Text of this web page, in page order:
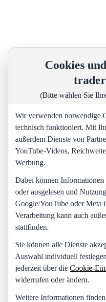
Cookies
(Bitte wählen Sie
Wir verwenden notwendige
technisch funktioniert. Mit
außerdem Dienste von
YouTube-Videos,
Werbung.
Dabei können
oder ausgelesen und
Google/YouTube oder Meta
Verarbeitung kann auch
stattfinden.
Sie können alle Dienste
Auswahl individuell
jederzeit über die Cookie-
widerrufen oder ändern.
Weitere Informationen